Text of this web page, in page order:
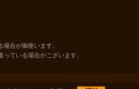
合が御座います。
ている場合がございます。